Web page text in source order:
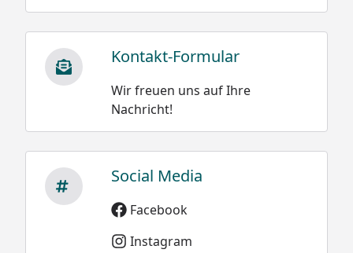
Kontakt-Formular
Wir freuen uns auf Ihre
Nachricht!
Social Media
Facebook
Instagram